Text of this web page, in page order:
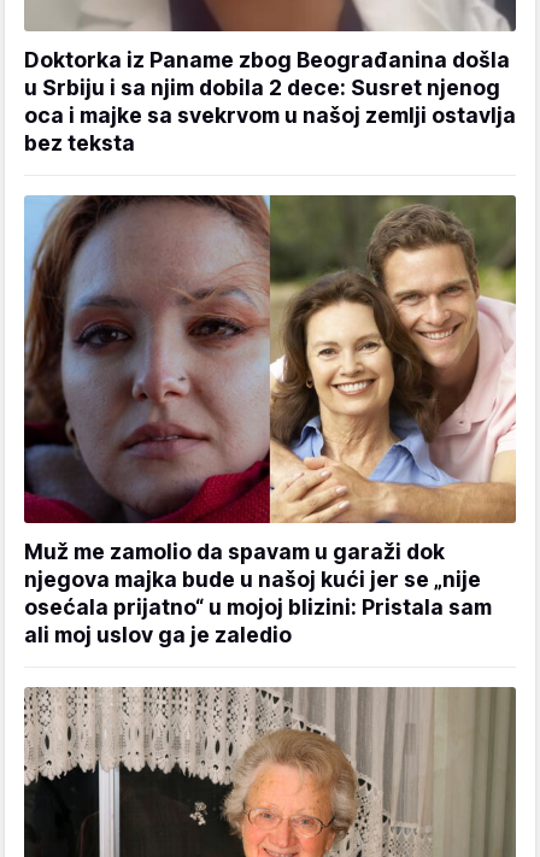
Doktorka iz Paname zbog Beograđanina došla
u Srbiju i sa njim dobila 2 dece: Susret njenog
oca i majke sa svekrvom u našoj zemlji ostavlja
bez teksta
Muž me zamolio da spavam u garaži dok
njegova majka bude u našoj kući jer se „nije
osećala prijatno“ u mojoj blizini: Pristala sam
ali moj uslov ga je zaledio